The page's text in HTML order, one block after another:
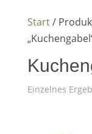
Start/
Einzelnes